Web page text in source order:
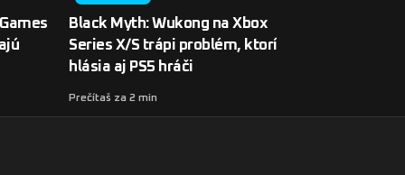
Black Myth: Wukong na Xbox
Series X/S trápi problém, ktorí
hlásia aj PS5 hráči
Prečítaš za 2 min